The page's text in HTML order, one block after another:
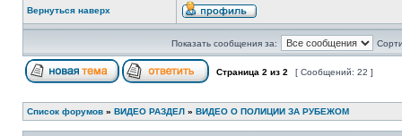
Вернуться наверх
Показать сообщения за:
Страница 2 из 2 [ Сообщений: 22 ]
Список форумов » ВИДЕО РАЗДЕЛ » ВИДЕО О ПОЛИЦИИ ЗА РУБЕЖОМ